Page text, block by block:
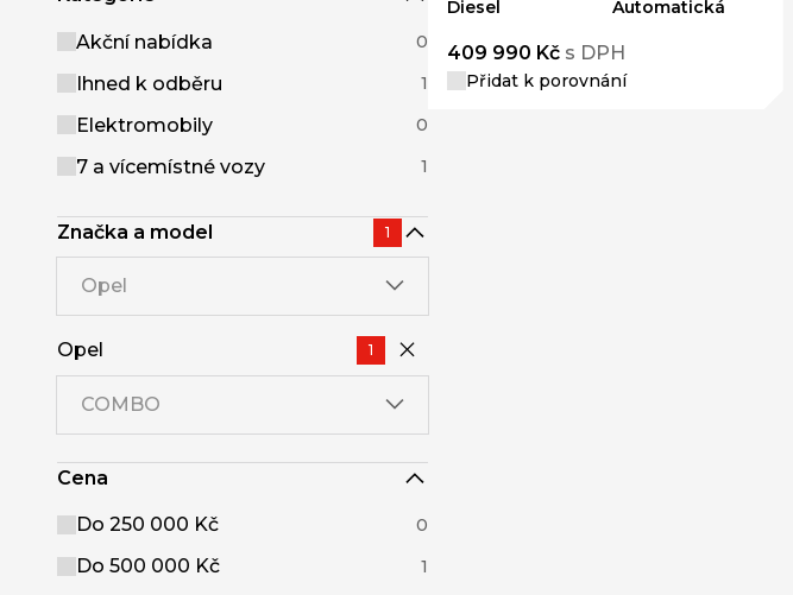
Akční nabídka 0
Ihned k odběru 1
Elektromobily 0
7 a vícemístné vozy 1
Značka a model 1
Opel
Opel 1
COMBO
Cena
Do 250 000 Kč 0
Do 500 000 Kč 1
Diesel
Automatická
409 990 Kč s DPH
Přidat k porovnání